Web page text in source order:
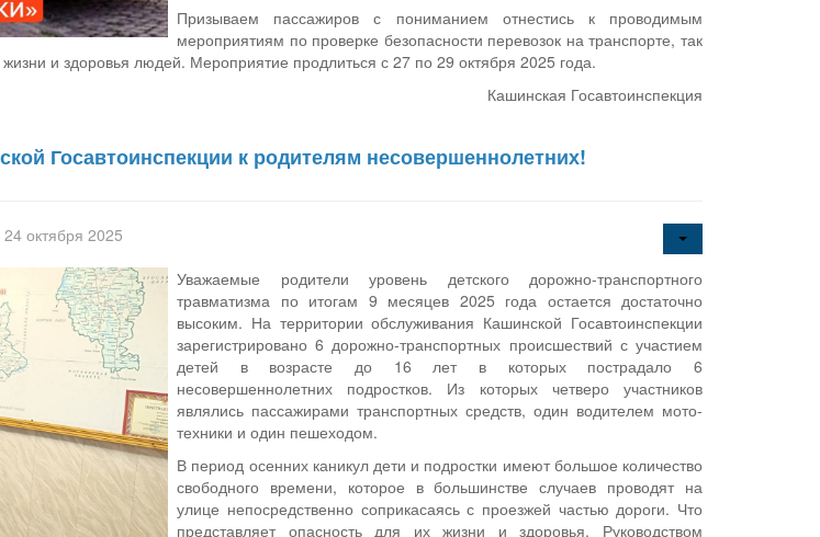
Призываем пассажиров с пониманием отнестись к проводимым
мероприятиям по проверке безопасности перевозок на транспорте, так
и здоровья людей. Мероприятие продлиться с 27 по 29 октября 2025 года.
Кашинская Госавтоинспекция
Госавтоинспекции к родителям несовершеннолетних!
октября 2025
Уважаемые родители уровень детского дорожно-транспортного
травматизма по итогам 9 месяцев 2025 года остается достаточно
высоким. На территории обслуживания Кашинской Госавтоинспекции
зарегистрировано 6 дорожно-транспортных происшествий с участием
детей в возрасте до 16 лет в которых пострадало 6
несовершеннолетних подростков. Из которых четверо участников
являлись пассажирами транспортных средств, один водителем мото-
техники и один пешеходом.
В период осенних каникул дети и подростки имеют большое количество
свободного времени, которое в большинстве случаев проводят на
улице непосредственно соприкасаясь с проезжей частью дороги. Что
представляет опасность для их жизни и здоровья. Руководством